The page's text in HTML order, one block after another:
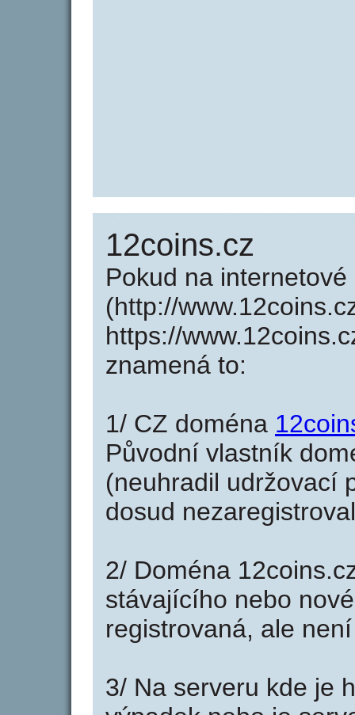
12coins.cz
Pokud na
(http://
https://
znamená to:
1/ CZ doména
Původní vlastník
(neuhradil udržovací
dosud
2/ Doména
stávajícího nebo
registrovaná, ale
3/ Na serveru kde je